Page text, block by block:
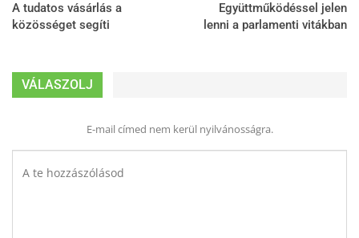
A tudatos vásárlás a
közösséget segíti
Együttműködéssel jelen
lenni a parlamenti vitákban
VÁLASZOLJ
E-mail címed nem kerül nyilvánosságra.